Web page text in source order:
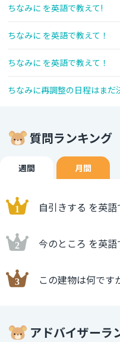
ちなみに を英語で教えて!
ちなみに を英語で教えて！
ちなみに を英語で教えて！
ちなみに再調整の日程はまだ
質問ランキング
週間 月間
自引きする を英
今のところ を英
この建物は何です
アドバイザーラ